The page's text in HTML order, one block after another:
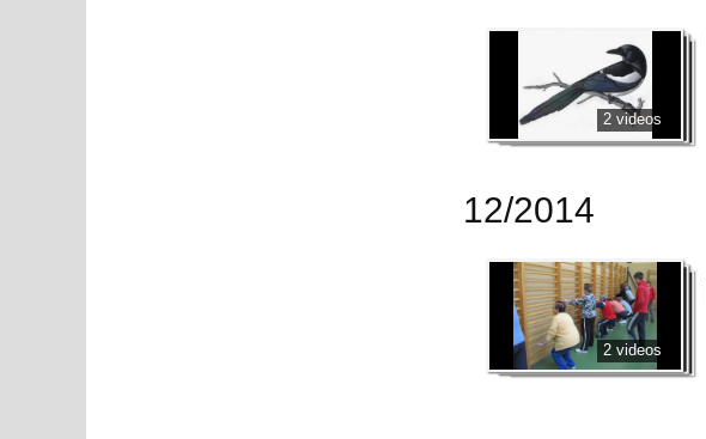
2 videos
12/2014
2 videos